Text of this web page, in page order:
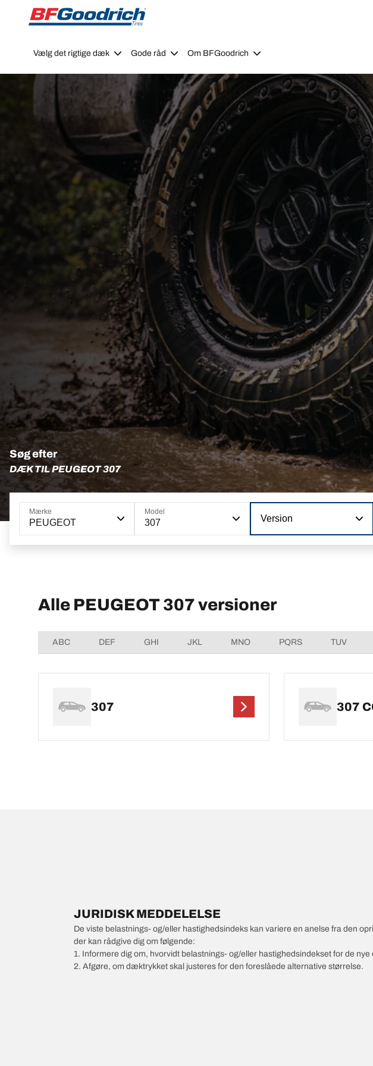
Go to page content
Go to page navigation
Vælg det rigtige dæk Gode råd Om BFGoodrich
Søg efter
DÆK TIL PEUGEOT 307
Mærke
PEUGEOT
Model
307 Version
Alle PEUGEOT 307 versioner
ABC DEF GHI JKL MNO PQRS TUV
307 307
JURIDISK MEDDELELSE
De viste belastnings- og/eller hastighedsindeks kan variere en anelse fra den
der kan rådgive dig om følgende:
1. Informere dig om, hvorvidt belastnings- og/eller hastighedsindekset for de
2. Afgøre, om dæktrykket skal justeres for den foreslåede alternative størrelse.